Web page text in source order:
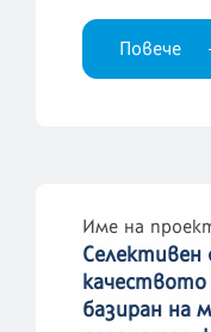
Повече
Име на
Селективен
базиран на